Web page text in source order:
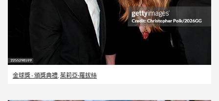
金球獎 - 頒獎典禮, 茱莉亞·羅拔絲